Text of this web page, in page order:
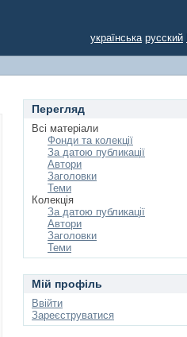
українська русский
Перегляд
Всі матеріали
Фонди та колекції
За датою публикації
Автори
Заголовки
Теми
Колекція
За датою публикації
Автори
Заголовки
Теми
Мій профіль
Ввійти
Зареєструватися